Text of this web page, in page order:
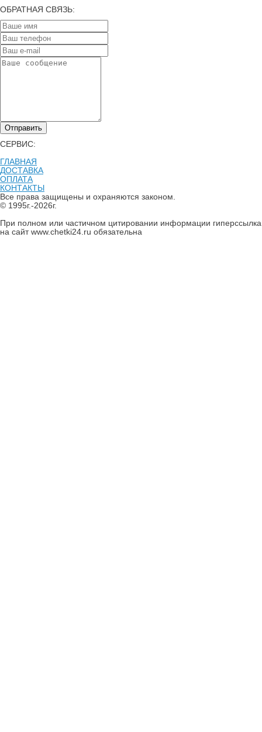
ОБРАТНАЯ СВЯЗЬ:
Отправить
СЕРВИС:
ГЛАВНАЯ
ДОСТАВКА
ОПЛАТА
КОНТАКТЫ
Все права защищены и охраняются законом.
© 1995г.-2026г.
При полном или частичном цитировании информации гиперссылка
на сайт www.chetki24.ru обязательна